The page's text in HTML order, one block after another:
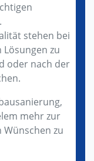
stehen bei
zu
oder nach der
mehr zur
zu